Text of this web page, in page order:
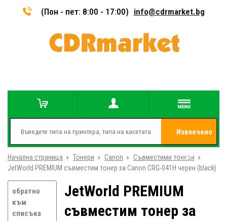
(Пон - пет: 8:00 - 17:00) info@cdrmarket.bg
Извлечено
от
Начална страница » Тонери » Canon » Съвместими тонери »
JetWorld PREMIUM съвместим тонер за Canon CRG-041H черен (black)
обратно
към
списъка
JetWorld PREMIUM
съвместим тонер за